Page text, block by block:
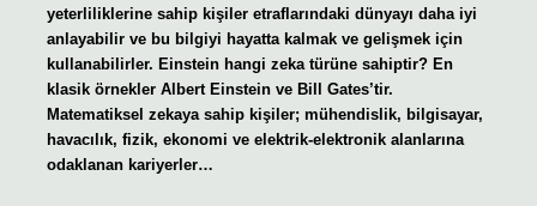
yeterliliklerine sahip kişiler etraflarındaki dünyayı daha iyi
anlayabilir ve bu bilgiyi hayatta kalmak ve gelişmek için
kullanabilirler. Einstein hangi zeka türüne sahiptir? En
klasik örnekler Albert Einstein ve Bill Gates’tir.
Matematiksel zekaya sahip kişiler; mühendislik, bilgisayar,
havacılık, fizik, ekonomi ve elektrik-elektronik alanlarına
odaklanan kariyerler…